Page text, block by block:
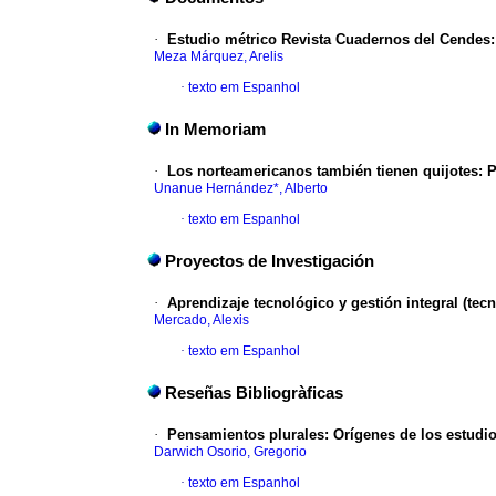
· Estudio métrico Revista Cuadernos del Cendes
Meza Márquez, Arelis
· texto em Espanhol
In Memoriam
· Los norteamericanos también tienen
Unanue Hernández*, Alberto
· texto em Espanhol
Proyectos de Investigación
· Aprendizaje tecnológico y gestión integral
Mercado, Alexis
· texto em Espanhol
Reseñas Bibliogràficas
· Pensamientos plurales: Orígenes de los
Darwich Osorio, Gregorio
· texto em Espanhol